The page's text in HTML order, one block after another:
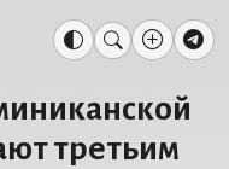
третьим